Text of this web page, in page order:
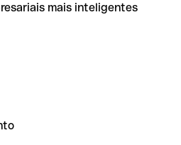
mais inteligentes